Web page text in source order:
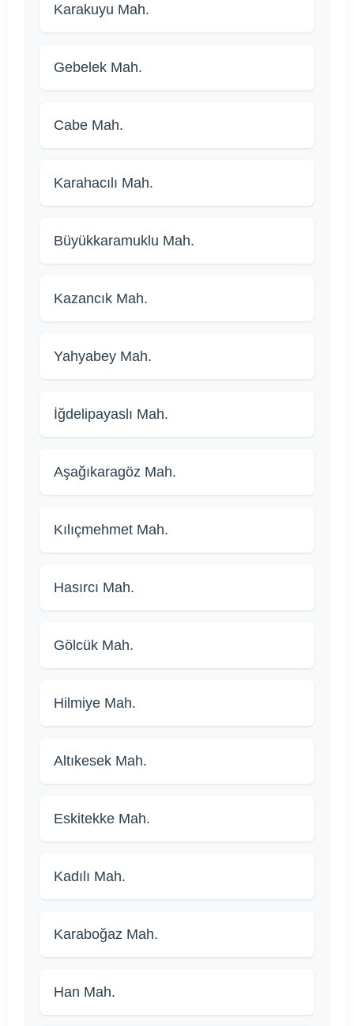
Karakuyu Mah.
Gebelek Mah.
Cabe Mah.
Karahacılı Mah.
Büyükkaramuklu Mah.
Kazancık Mah.
Yahyabey Mah.
İğdelipayaslı Mah.
Aşağıkaragöz Mah.
Kılıçmehmet Mah.
Hasırcı Mah.
Gölcük Mah.
Hilmiye Mah.
Altıkesek Mah.
Eskitekke Mah.
Kadılı Mah.
Karaboğaz Mah.
Han Mah.